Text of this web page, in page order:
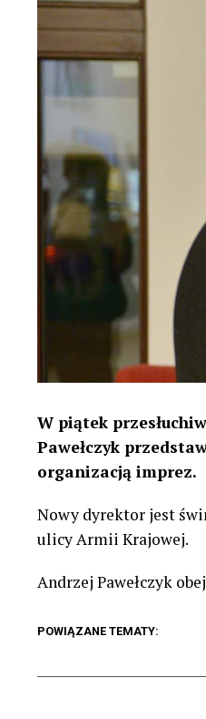
W piątek
Pawełczyk
organizacją imprez.
Nowy dyrektor jest
ulicy Armii Krajowej.
Andrzej Pawełczyk
POWIĄZANE TEMATY: